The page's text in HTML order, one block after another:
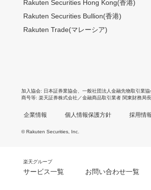
Rakuten Securities Hong Kong(香港)
Rakuten Securities Bullion(香港)
Rakuten Trade(マレーシア)
加入協会 日本証券業協会 一般社団法人金融先物取引業協
商号等 楽天証券株式会社／金融商品取引業者 関東財務局
企業情報 個人情報保護方針 採用情
© Rakuten Securities, Inc.
楽天グループ
サービス一覧 お問い合わせ一覧